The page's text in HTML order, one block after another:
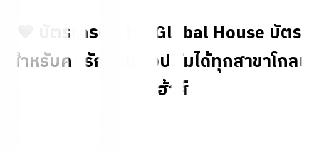
💙 บัตรเครดิต ttb Global House บัตร
สำหรับคนรักบ้าน ช้อปคุ้มได้ทุกสาขาโกลบ
อลเฮ้าส์